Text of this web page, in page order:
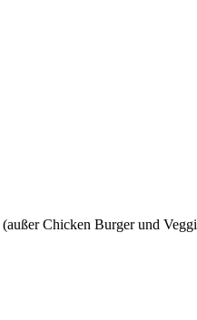
Chicken Burger und